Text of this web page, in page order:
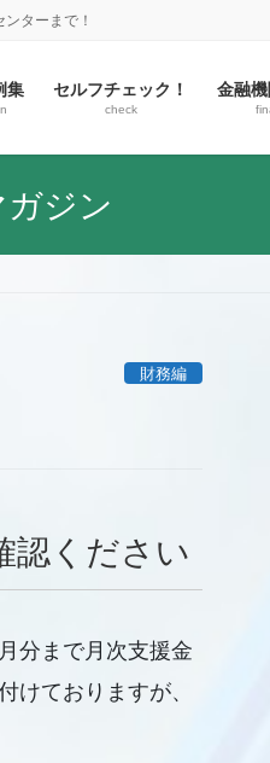
ターまで！
集 セルフチェック！
check
金融
ガジン
財務編
認ください
分まで月次支援金
けておりますが、